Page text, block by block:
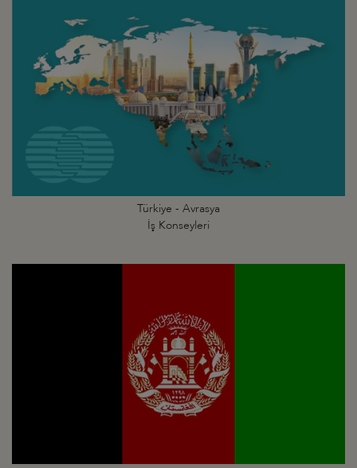
Türkiye - Avrasya
İş Konseyleri